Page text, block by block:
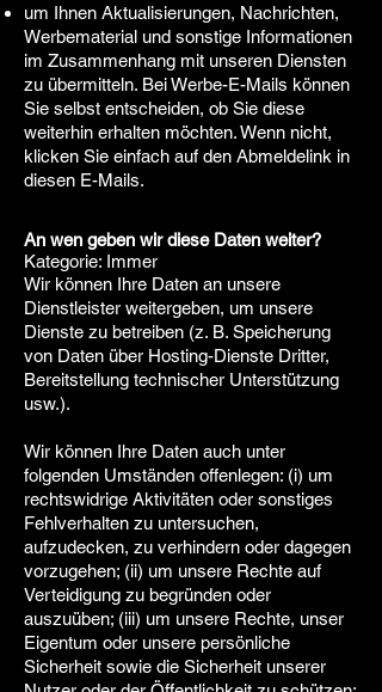
um Ihnen Aktualisierungen, Nachrichten,
Werbematerial und sonstige Informationen
im Zusammenhang mit unseren Diensten
zu übermitteln. Bei Werbe-E-Mails können
Sie selbst entscheiden, ob Sie diese
weiterhin erhalten möchten. Wenn nicht,
klicken Sie einfach auf den Abmeldelink in
diesen E-Mails.
An wen geben wir diese Daten weiter?
Kategorie: Immer
Wir können Ihre Daten an unsere
Dienstleister weitergeben, um unsere
Dienste zu betreiben (z. B. Speicherung
von Daten über Hosting-Dienste Dritter,
Bereitstellung technischer Unterstützung
usw.).
Wir können Ihre Daten auch unter
folgenden Umständen offenlegen: (i) um
rechtswidrige Aktivitäten oder sonstiges
Fehlverhalten zu untersuchen,
aufzudecken, zu verhindern oder dagegen
vorzugehen; (ii) um unsere Rechte auf
Verteidigung zu begründen oder
auszuüben; (iii) um unsere Rechte, unser
Eigentum oder unsere persönliche
Sicherheit sowie die Sicherheit unserer